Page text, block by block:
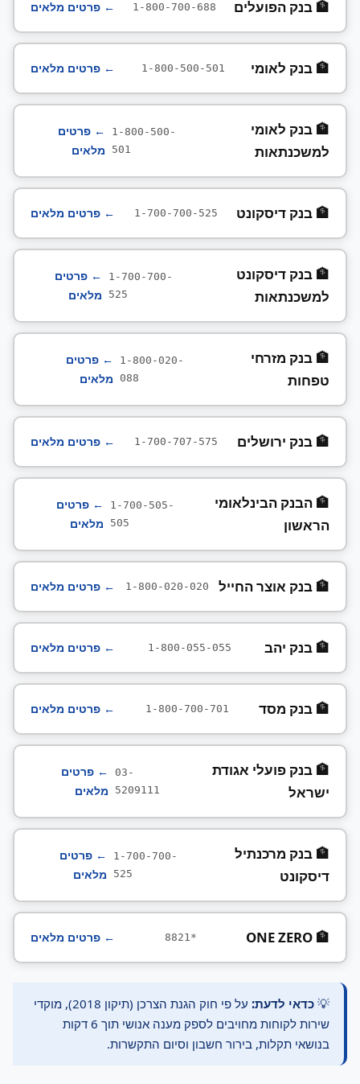
🏦 בנק הפועלים 1-800-700-688 ← פרטים מלאים
🏦 בנק לאומי 1-800-500-501 ← פרטים מלאים
🏦 בנק לאומי
למשכנתאות
1-800-500-
501
← פרטים
מלאים
🏦 בנק דיסקונט 1-700-700-525 ← פרטים מלאים
🏦 בנק דיסקונט
למשכנתאות
1-700-700-
525
← פרטים
מלאים
🏦 בנק מזרחי
טפחות
1-800-020-
088
← פרטים
מלאים
🏦 בנק ירושלים 1-700-707-575 ← פרטים מלאים
🏦 הבנק הבינלאומי
הראשון
1-700-505-
505
← פרטים
מלאים
🏦 בנק אוצר החייל 1-800-020-020 ← פרטים מלאים
🏦 בנק יהב 1-800-055-055 ← פרטים מלאים
🏦 בנק מסד 1-800-700-701 ← פרטים מלאים
🏦 בנק פועלי אגודת
ישראל
03-
5209111
← פרטים
מלאים
🏦 בנק מרכנתיל
דיסקונט
1-700-700-
525
← פרטים
מלאים
🏦 ONE ZERO
8821* ← פרטים מלאים
💡 כדאי לדעת:
על פי חוק הגנת הצרכן (תיקון 2018), מוקדי
שירות לקוחות מחויבים לספק מענה אנושי תוך 6 דקות
בנושאי תקלות, בירור חשבון וסיום התקשרות.